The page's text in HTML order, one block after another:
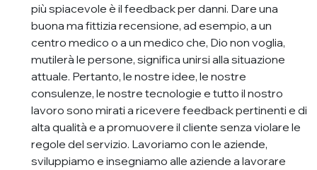
più spiacevole è il feedback per danni. Dare una
buona ma fittizia recensione, ad esempio, a un
centro medico o a un medico che, Dio non voglia,
mutilerà le persone, significa unirsi alla situazione
attuale. Pertanto, le nostre idee, le nostre
consulenze, le nostre tecnologie e tutto il nostro
lavoro sono mirati a ricevere feedback pertinenti e di
alta qualità e a promuovere il cliente senza violare le
regole del servizio. Lavoriamo con le aziende,
sviluppiamo e insegniamo alle aziende a lavorare